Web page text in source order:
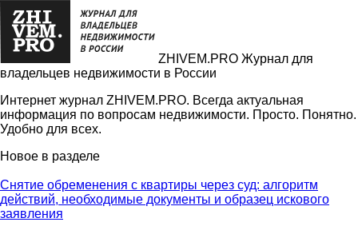
ZHIVEM.PRO Журнал для
владельцев недвижимости в России
Интернет журнал ZHIVEM.PRO. Всегда актуальная
информация по вопросам недвижимости. Просто. Понятно.
Удобно для всех.
Новое в разделе
Снятие обременения с квартиры через суд: алгоритм
действий, необходимые документы и образец искового
заявления